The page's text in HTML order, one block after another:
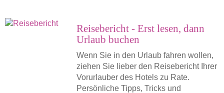
Reisebericht - Erst lesen, dann
Urlaub buchen
Wenn Sie in den Urlaub fahren wollen,
ziehen Sie lieber den Reisebericht Ihrer
Vorurlauber des Hotels zu Rate.
Persönliche Tipps, Tricks und